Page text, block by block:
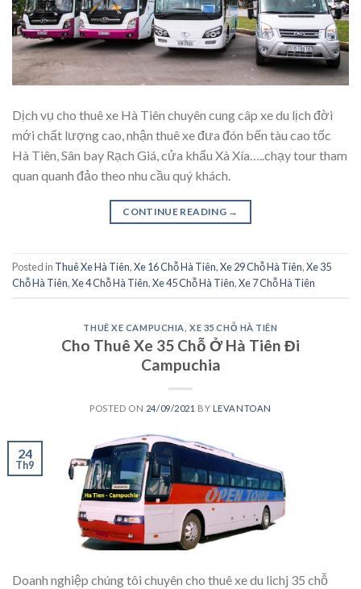
Dịch vụ cho thuê xe Hà Tiên chuyên cung câp xe du lịch đời
mới chất lượng cao, nhận thuê xe đưa đón bến tàu cao tốc
Hà Tiên, Sân bay Rạch Giá, cửa khẩu Xà Xía…..chạy tour tham
quan quanh đảo theo nhu cầu quý khách.
CONTINUE READING →
Posted in Thuê Xe Hà Tiên,Xe 16 Chỗ Hà Tiên,Xe 29 Chỗ Hà Tiên,Xe 35
Chỗ Hà Tiên,Xe 4 Chỗ Hà Tiên,Xe 45 Chỗ Hà Tiên,Xe 7 Chỗ Hà Tiên
THUÊ XE CAMPUCHIA ,XE 35 CHỖ HÀ TIÊN
Cho Thuê Xe 35 Chỗ Ở Hà Tiên Đi
Campuchia
POSTED ON 24/09/2021 BY LEVANTOAN
24
Th9
Doanh nghiệp chúng tôi chuyên cho thuê xe du lichj 35 chỗ